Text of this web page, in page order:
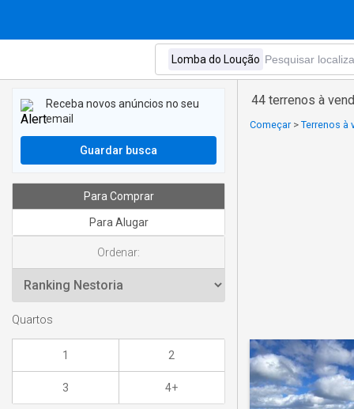
44 terrenos à
Começar > Terrenos à
Receba novos anúncios no seu
email
Guardar busca
Para Comprar
Para Alugar
Ordenar:
Quartos
1 2
3 4+